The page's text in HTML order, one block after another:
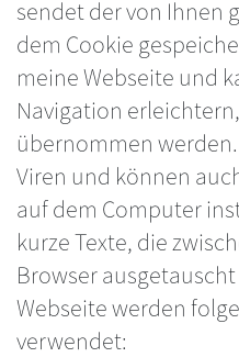
sendet der von Ihnen
dem Cookie
meine Webseite und
Navigation
übernommen
Viren und können
auf dem Computer
kurze Texte, die
Browser
Webseite werden
verwendet: